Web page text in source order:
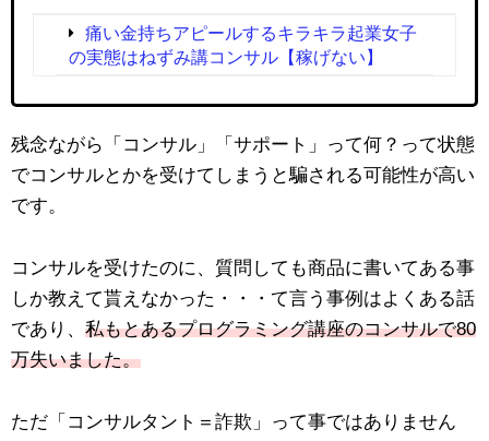
痛い金持ちアピールするキラキラ起業女子
の実態はねずみ講コンサル【稼げない】
残念ながら「コンサル」「サポート」って何？って状態
でコンサルとかを受けてしまうと騙される可能性が高い
です。
コンサルを受けたのに、質問しても商品に書いてある事
しか教えて貰えなかった・・・て言う事例はよくある話
であり、 私もとあるプログラミング講座のコンサルで80
万失いました。
ただ「コンサルタント＝詐欺」って事ではありません